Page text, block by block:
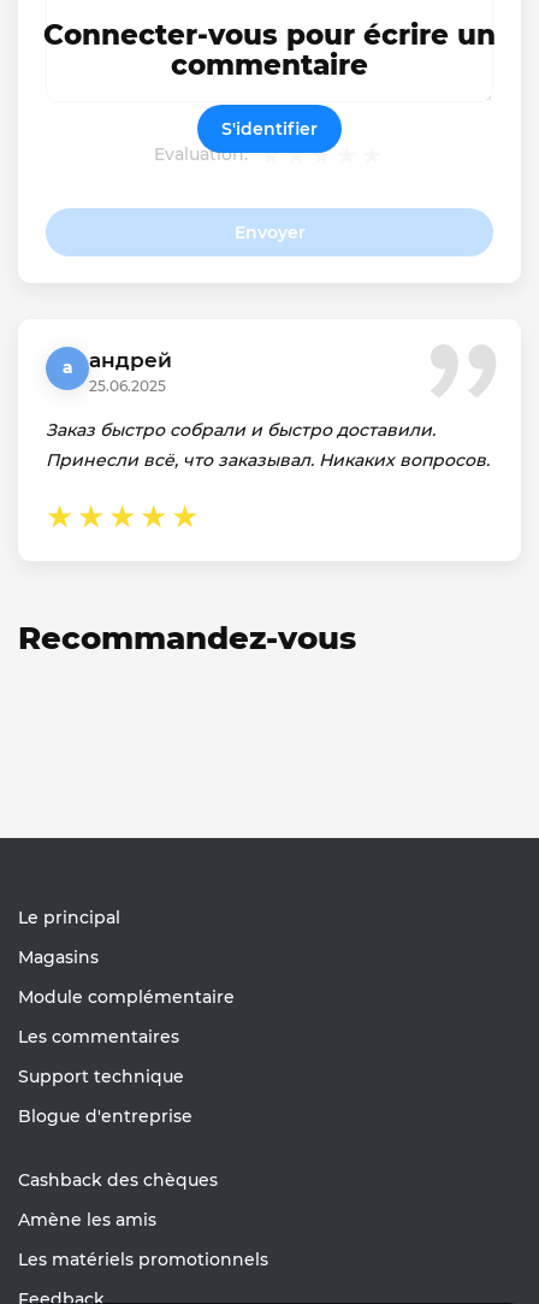
Evaluation:
Envoyer
Connecter-vous pour écrire un
commentaire
S'identifier
а андрей
25.06.2025
Заказ быстро собрали и быстро доставили.
Принесли всё, что заказывал. Никаких вопросов.
Recommandez-vous
Le principal
Magasins
Module complémentaire
Les commentaires
Support technique
Blogue d'entreprise
Cashback des chèques
Amène les amis
Les matériels promotionnels
Feedback